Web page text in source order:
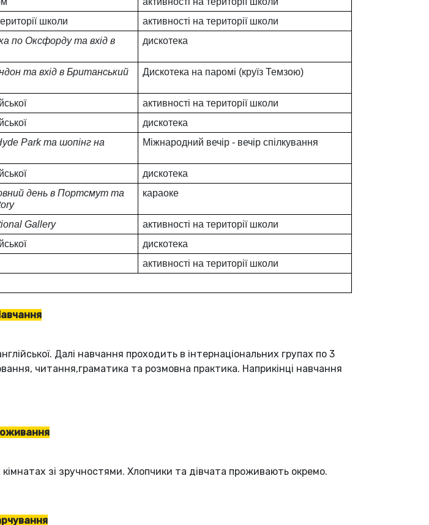
школи
активності на території школи
по Оксфорду та вхід в
дискотека
та вхід в Британський
Дискотека на паромі (круїз Темзою)
активності на території школи
дискотека
Park та шопінг на
Міжнародний вечір - вечір спілкування
дискотека
день в Портсмут та
караоке
Gallery
активності на території школи
дискотека
активності на території школи
Далі навчання проходить в інтернаціональних групах по 3
читання,граматика та розмовна практика. Наприкінці навчання
зі зручностями. Хлопчики та дівчата проживають окремо.